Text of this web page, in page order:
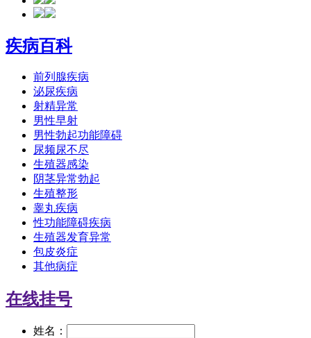
疾病百科
前列腺疾病
泌尿疾病
射精异常
男性早射
男性勃起功能障碍
尿频尿不尽
生殖器感染
阴茎异常勃起
生殖整形
睾丸疾病
性功能障碍疾病
生殖器发育异常
包皮炎症
其他病症
在线挂号
姓名：